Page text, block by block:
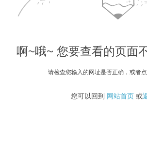
啊~哦~ 您要查看的页面
请检查您输入的网址是否正确，或者
您可以回到 网站首页 或